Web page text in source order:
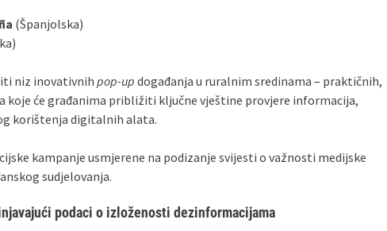
(Španjolska)
niz inovativnih pop-up događanja u ruralnim sredinama – praktičnih,
će građanima približiti ključne vještine provjere informacija,
korištenja digitalnih alata.
kampanje usmjerene na podizanje svijesti o važnosti medijske
sudjelovanja.
podaci o izloženosti dezinformacijama